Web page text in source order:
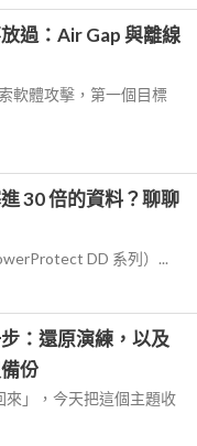
過：Air Gap 與離線
軟體攻擊，第一個目標
30 倍的資料？聊聊
DD 系列）...
：還原演練，以及
份
」，今天把這個主題收